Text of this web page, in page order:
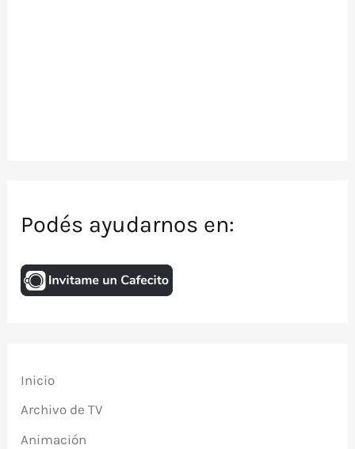
Podés ayudarnos en:
Inicio
Archivo de TV
Animación